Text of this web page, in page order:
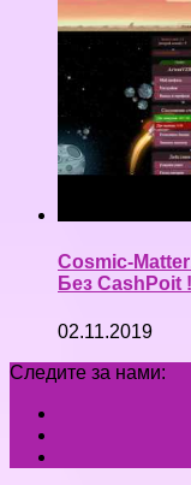
Cosmic-
Без CashPoit
02.11.2019
Следите за нами: